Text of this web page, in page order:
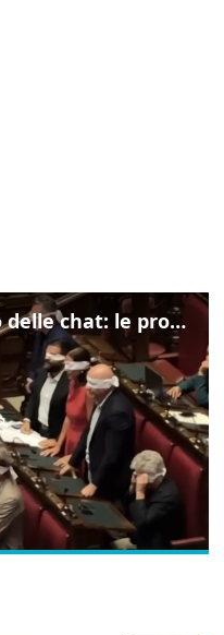
Delmastro, negato l'uso delle chat: le proteste di Avs e M5s